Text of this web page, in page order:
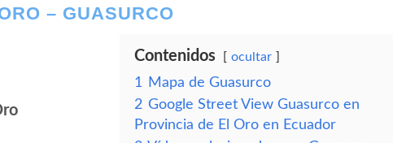
– GUASURCO
Contenidos ocultar
1
Mapa de Guasurco
2 Google Street View Guasurco en
Provincia de El Oro en Ecuador